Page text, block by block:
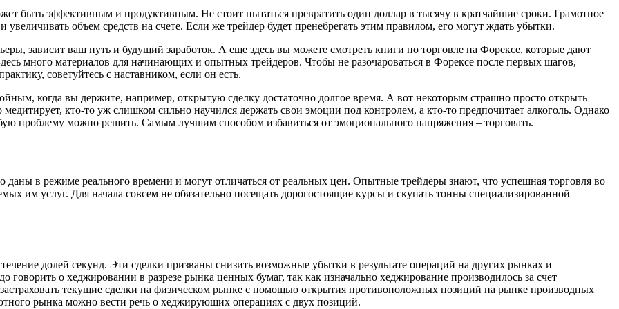
быть эффективным и продуктивным. Не стоит пытаться превратить один доллар в тысячу в кратчайшие сроки. Грамотное
объем средств на счете. Если же трейдер будет пренебрегать этим правилом, его могут ждать убытки.
зависит ваш путь и будущий заработок. А еще здесь вы можете смотреть книги по торговле на Форексе, которые дают
много материалов для начинающих и опытных трейдеров. Чтобы не разочароваться в Форексе после первых шагов,
советуйтесь с наставником, если он есть.
когда вы держите, например, открытую сделку достаточно долгое время. А вот некоторым страшно просто открыть
кто-то уж слишком сильно научился держать свои эмоции под контролем, а кто-то предпочитает алкоголь. Однако
проблему можно решить. Самым лучшим способом избавиться от эмоционального напряжения – торговать.
в режиме реального времени и могут отличаться от реальных цен. Опытные трейдеры знают, что успешная торговля во
им услуг. Для начала совсем не обязательно посещать дорогостоящие курсы и скупать тонны специализированной
долей секунд. Эти сделки призваны снизить возможные убытки в результате операций на других рынках и
говорить о хеджировании в разрезе рынка ценных бумаг, так как изначально хеджирование производилось за счет
текущие сделки на физическом рынке с помощью открытия противоположных позиций на рынке производных
рынка можно вести речь о хеджирующих операциях с двух позиций.